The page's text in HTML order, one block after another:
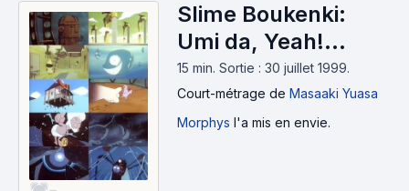
Slime Boukenki:
Umi da, Yeah!
(1999)
15 min. Sortie : 30 juillet 1999.
Court-métrage de Masaaki Yuasa
Morphys l'a mis en envie.